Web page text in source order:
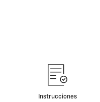
Instrucciones